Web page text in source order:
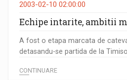
2003-02-10 02:00:00
Echipe intarite, ambitii
A fost o etapa marcata de
detasandu-se partida de la
CONTINUARE